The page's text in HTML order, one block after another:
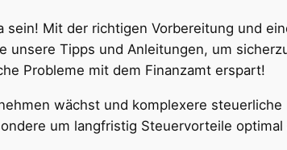
Mit der richtigen Vorbereitung und
Tipps und Anleitungen, um
Probleme mit dem Finanzamt erspart!
wächst und komplexere
um langfristig Steuervorteile